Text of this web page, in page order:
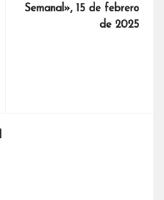
Semanal», 15 de febrero
de 2025